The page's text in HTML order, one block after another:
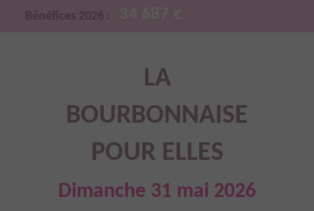
Bénéfices 2026 :
LA
BOURBONNAISE
POUR ELLES
Dimanche 31 mai 2026